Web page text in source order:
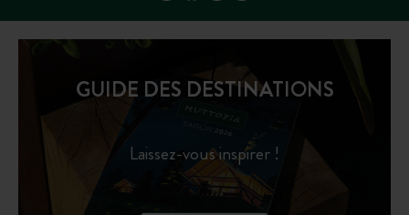
GUIDE DES DESTINATIONS
Laissez-vous inspirer !